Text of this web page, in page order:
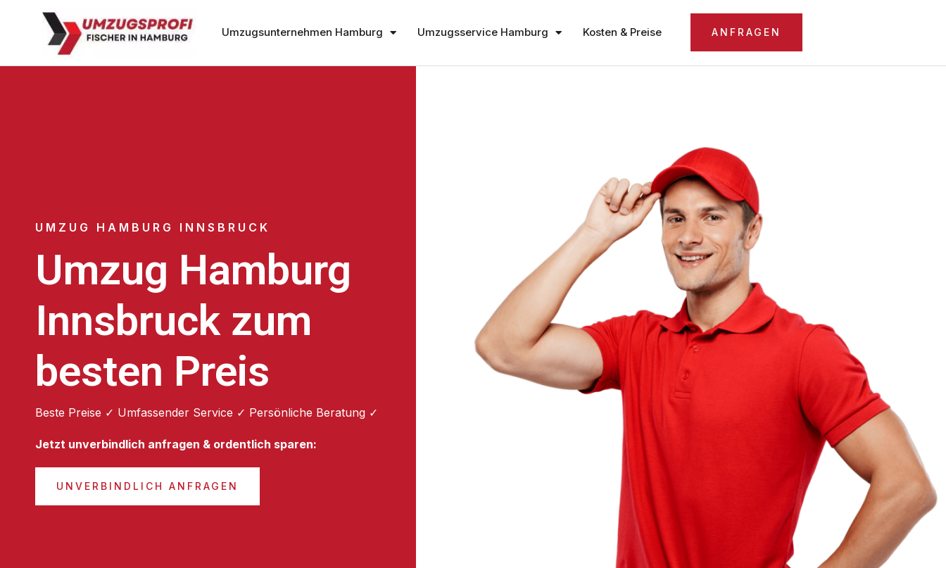
Umzugsunternehmen Hamburg Umzugsservice Hamburg Kosten & Preise ANFRAGEN
UMZUG HAMBURG INNSBRUCK
Umzug Hamburg
Innsbruck zum
besten Preis
Beste Preise ✓ Umfassender Service ✓ Persönliche Beratung ✓
Jetzt unverbindlich anfragen & ordentlich sparen:
UNVERBINDLICH ANFRAGEN